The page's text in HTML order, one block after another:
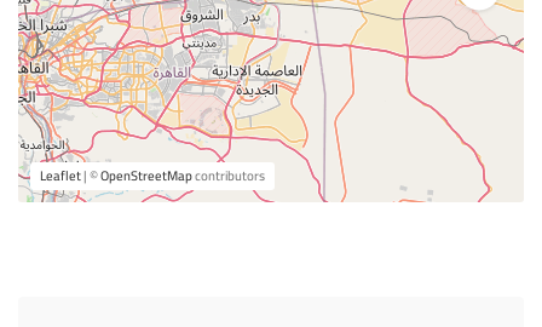
Leaflet| ©OpenStreetMapcontributors